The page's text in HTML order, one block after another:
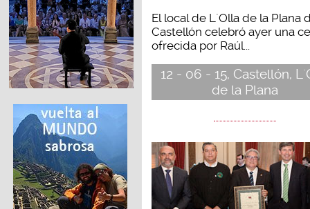
El local de L´Olla de la Plana
Castellón celebró ayer una
ofrecida por Raúl...
12 - 06 - 15, Castellón,
de la Plana